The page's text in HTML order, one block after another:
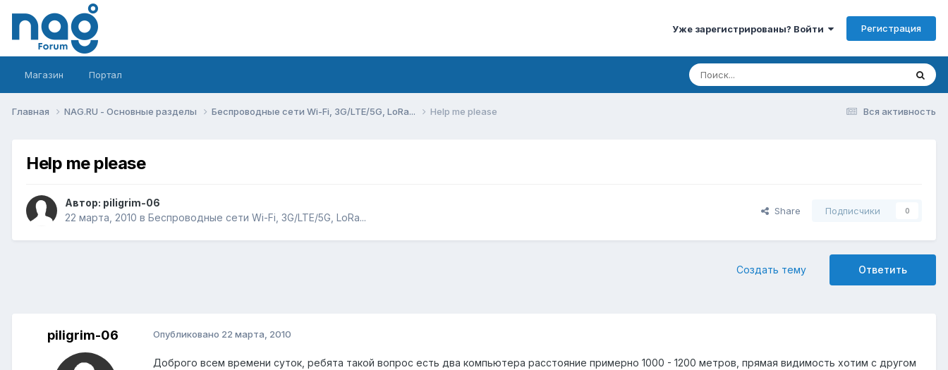
Уже зарегистрированы? Войти Регистрация
Магазин Портал
Вся активность
Главная NAG.RU - Основные разделы Беспроводные сети Wi-Fi, 3G/LTE/5G, LoRa... Help me please
Help me please
Автор: piligrim-06
22 марта, 2010 в Беспроводные сети Wi-Fi, 3G/LTE/5G, LoRa...
Share Подписчики 0
Ответить
Создать тему
piligrim-06 Опубликовано 22 марта, 2010
Доброго всем времени суток, ребята такой вопрос есть два компьютера расстояние примерно 1000 - 1200 метров, прямая видимость хотим с другом